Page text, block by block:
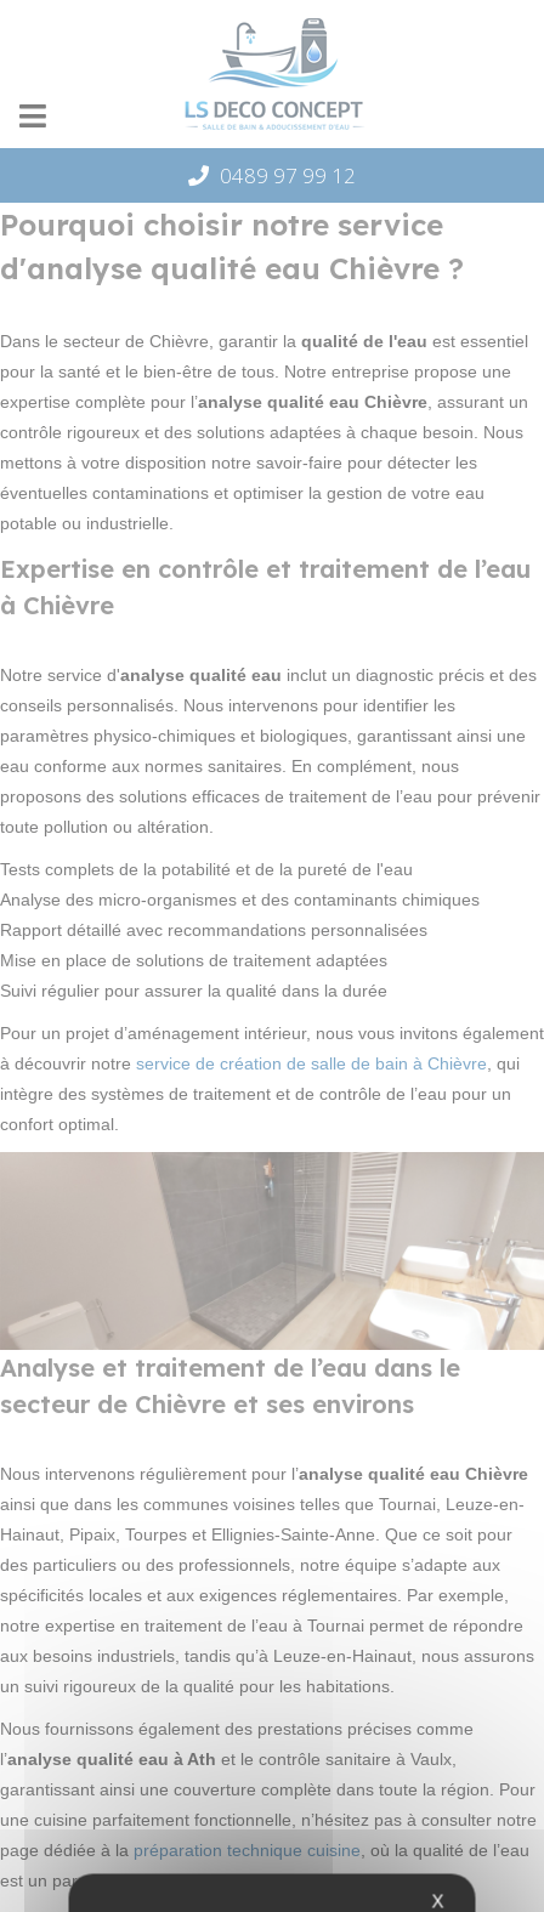
0489 97 99 12
Pourquoi choisir notre service
d'analyse qualité eau Chièvre ?
Dans le secteur de Chièvre, garantir la qualité de l'eau est essentiel
pour la santé et le bien-être de tous. Notre entreprise propose une
expertise complète pour l’analyse qualité eau Chièvre , assurant un
contrôle rigoureux et des solutions adaptées à chaque besoin. Nous
mettons à votre disposition notre savoir-faire pour détecter les
éventuelles contaminations et optimiser la gestion de votre eau
potable ou industrielle.
Expertise en contrôle et traitement de l’eau
à Chièvre
Notre service d'analyse qualité eau inclut un diagnostic précis et des
conseils personnalisés. Nous intervenons pour identifier les
paramètres physico-chimiques et biologiques, garantissant ainsi une
eau conforme aux normes sanitaires. En complément, nous
proposons des solutions efficaces de traitement de l’eau pour prévenir
toute pollution ou altération.
Tests complets de la potabilité et de la pureté de l'eau
Analyse des micro-organismes et des contaminants chimiques
Rapport détaillé avec recommandations personnalisées
Mise en place de solutions de traitement adaptées
Suivi régulier pour assurer la qualité dans la durée
Pour un projet d’aménagement intérieur, nous vous invitons également
à découvrir notre service de création de salle de bain à Chièvre , qui
intègre des systèmes de traitement et de contrôle de l’eau pour un
confort optimal.
Analyse et traitement de l’eau dans le
secteur de Chièvre et ses environs
Nous intervenons régulièrement pour l’analyse qualité eau Chièvre
ainsi que dans les communes voisines telles que Tournai, Leuze-en-
Hainaut, Pipaix, Tourpes et Ellignies-Sainte-Anne. Que ce soit pour
des particuliers ou des professionnels, notre équipe s’adapte aux
spécificités locales et aux exigences réglementaires. Par exemple,
notre expertise en traitement de l’eau à Tournai permet de répondre
aux besoins industriels, tandis qu’à Leuze-en-Hainaut, nous assurons
un suivi rigoureux de la qualité pour les habitations.
Nous fournissons également des prestations précises comme
l’analyse qualité eau à Ath et le contrôle sanitaire à Vaulx,
garantissant ainsi une couverture complète dans toute la région. Pour
une cuisine parfaitement fonctionnelle, n’hésitez pas à consulter notre
page dédiée à la préparation technique cuisine, où la qualité de l’eau
est un paramètre clé.
X